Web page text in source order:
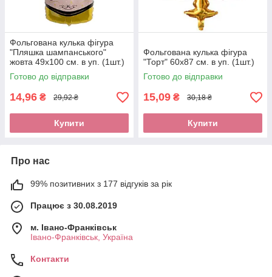
Фольгована кулька фігура
"Пляшка шампанського"
жовта 49х100 см. в уп. (1шт.)
Готово до відправки
14,96 ₴ 29,92 ₴
Купити
Фольгована кулька фігура
"Торт" 60х87 см. в уп. (1шт.)
Готово до відправки
15,09 ₴ 30,18 ₴
Купити
Про нас
99% позитивних з 177 відгуків за рік
Працює з 30.08.2019
м. Івано-Франківськ
Івано-Франківськ, Україна
Контакти